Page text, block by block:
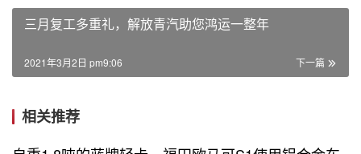
三月复工多重礼，解放青汽助您鸿运一整年
下一篇
2021年3月2日 pm9:06
相关推荐